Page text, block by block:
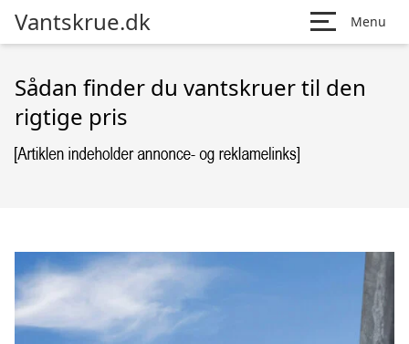
Vantskrue.dk Menu
Sådan finder du vantskruer til den
rigtige pris